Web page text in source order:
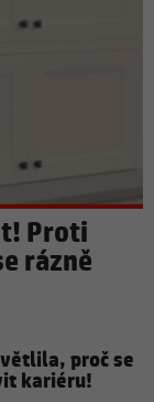
Proti
rázně
proč se
kariéru!